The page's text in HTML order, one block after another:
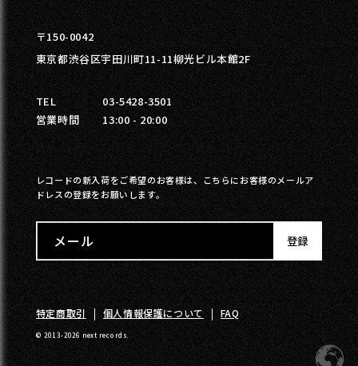
〒150-0042
東京都渋谷区宇田川町11-11柳光ビル本館2F
TEL
03-5428-3501
営業時間
13:00 - 20:00
レコードの新入荷をご希望のお客様は、こちらにお客様のメールア
ドレスの登録をお願いします。
メール 登録
特定商取引 個人情報保護について FAQ
© 2013-2026 next records.